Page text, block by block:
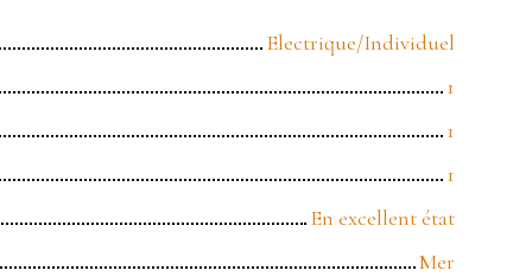
Electrique/Individuel
1
1
1
En excellent état
Mer